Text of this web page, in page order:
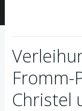
Fromm-
Christel